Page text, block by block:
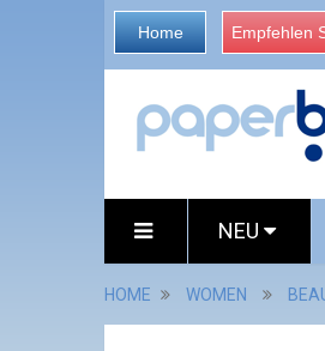
Home Empfehlen
NEU
HOME WOMEN